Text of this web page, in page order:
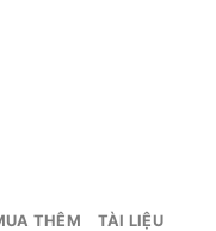
THÊM TÀI LIỆU